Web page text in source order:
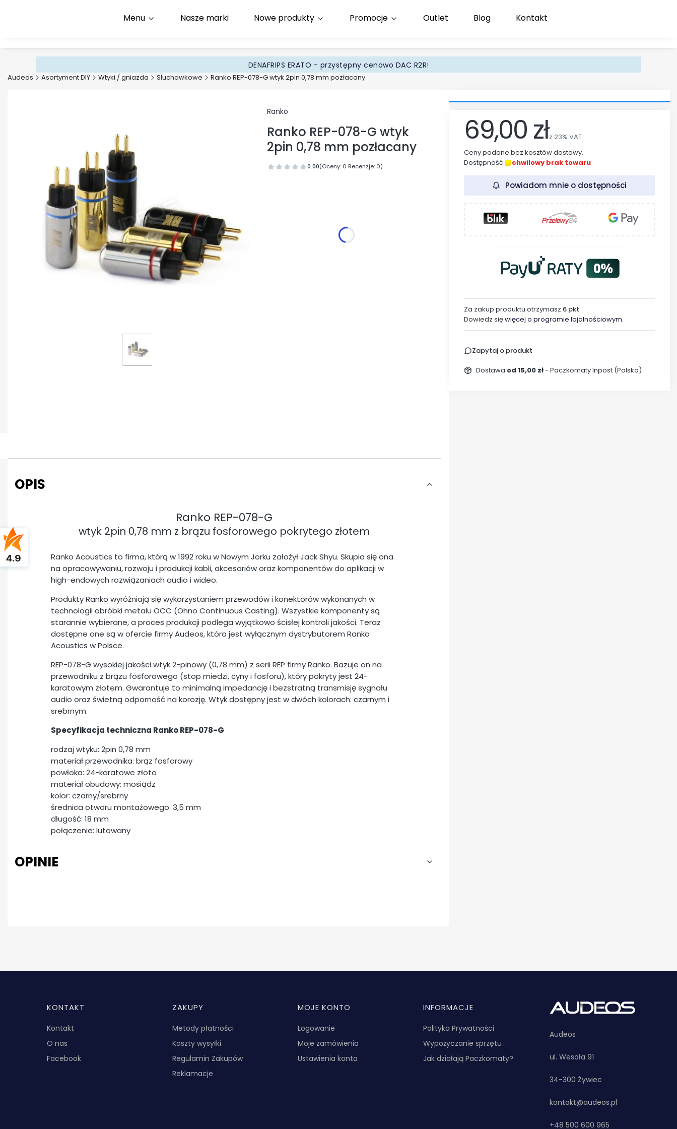
Infolinia:
+48 500 600 965
DENAFRIPS ERATO - przystępny cenowo DAC R2R!
Menu Nasze marki Nowe produkty Promocje Outlet Blog Kontakt
Audeos Asortyment DIY Wtyki / gniazda Słuchawkowe Ranko REP-078-G wtyk 2pin 0,78 mm pozłacany
Ranko
Ranko REP-078-G wtyk
2pin 0,78 mm pozłacany
0.00(Oceny: 0 Recenzje: 0)
Przejdź do sekcji Opinie
OPIS
Ranko REP-078-G
wtyk 2pin 0,78 mm z brązu fosforowego pokrytego złotem
Ranko Acoustics to firma, którą w 1992 roku w Nowym Jorku założył Jack Shyu. Skupia się ona
na opracowywaniu, rozwoju i produkcji kabli, akcesoriów oraz komponentów do aplikacji w
high-endowych rozwiązaniach audio i wideo.
Produkty Ranko wyróżniają się wykorzystaniem przewodów i konektorów wykonanych w
technologii obróbki metalu OCC (Ohno Continuous Casting). Wszystkie komponenty są
starannie wybierane, a proces produkcji podlega wyjątkowo ścisłej kontroli jakości. Teraz
dostępne one są w ofercie firmy Audeos, która jest wyłącznym dystrybutorem Ranko
Acoustics w Polsce.
REP-078-G wysokiej jakości wtyk 2-pinowy (0,78 mm) z serii REP firmy Ranko. Bazuje on na
przewodniku z brązu fosforowego (stop miedzi, cyny i fosforu), który pokryty jest 24-
karatowym złotem. Gwarantuje to minimalną impedancję i bezstratną transmisję sygnału
audio oraz świetną odporność na korozję. Wtyk dostępny jest w dwóch kolorach: czarnym i
srebrnym.
Specyfikacja techniczna Ranko REP-078-G
rodzaj wtyku: 2pin 0,78 mm
materiał przewodnika: brąz fosforowy
powłoka: 24-karatowe złoto
materiał obudowy: mosiądz
kolor: czarny/srebrny
średnica otworu montażowego: 3,5 mm
długość: 18 mm
połączenie: lutowany
OPINIE
69,00 złz 23% VAT
Ceny podane bez kosztów dostawy.
Dostępność:
chwilowy brak towaru
Powiadom mnie o dostępności
Za zakup produktu otrzymasz 6 pkt.
Dowiedz sięwięcej o programie lojalnościowym.
Zapytaj o produkt
Dostawa od 15,00 zł- Paczkomaty Inpost (Polska)
Linki w stopce
KONTAKT
Kontakt
O nas
Facebook
ZAKUPY
Metody płatności
Koszty wysyłki
Regulamin Zakupów
Reklamacje
MOJE KONTO
Logowanie
Moje zamówienia
Ustawienia konta
INFORMACJE
Polityka Prywatności
Wypożyczanie sprzętu
Jak działają Paczkomaty?
Audeos
ul. Wesoła 91
34-300 Żywiec
kontakt@audeos.pl
+48 500 600 965
4.9